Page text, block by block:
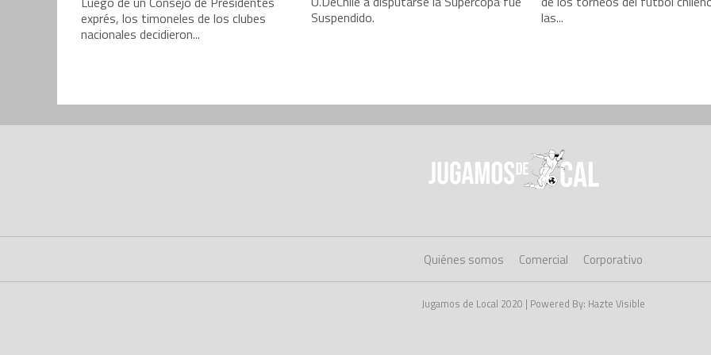
exprés, los timoneles de los clubes
nacionales decidieron...
Suspendido.
las...
Quiénes somos Comercial Corporativo
Jugamos de Local 2020 | Powered By: Hazte Visible